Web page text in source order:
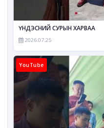
ҮНДЭСНИЙ СУРЫН ХАРВАА
2026.07.25
YouTube